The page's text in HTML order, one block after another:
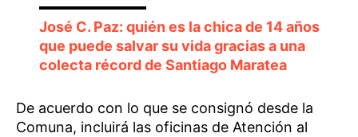
José C. Paz: quién es la chica de 14 años
que puede salvar su vida gracias a una
colecta récord de Santiago Maratea
De acuerdo con lo que se consignó desde la
Comuna, incluirá las oficinas de Atención al